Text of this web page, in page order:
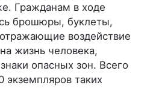
Гражданам в ходе
брошюры, буклеты,
воздействие
жизнь человека,
опасных зон. Всего
экземпляров таких